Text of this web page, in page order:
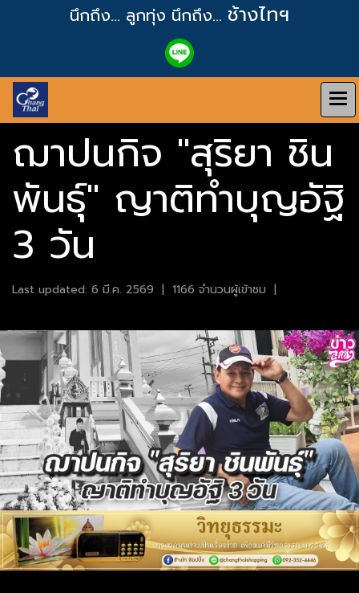
นึกถึง... ลูกทุ่ง นึกถึง... ช้างไทฯ
ฌาปนกิจ "สุริยา ชิน
พันธุ์" ญาติทำบุญอัฐิ
3 วัน
Last updated: 6 มี.ค. 2569 | 1166 จำนวนผู้เข้าชม |